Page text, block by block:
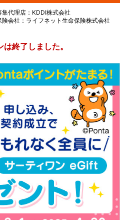
集代理店：KDDI株式会社
険会社：ライフネット生命保険株式会社
終了しました。